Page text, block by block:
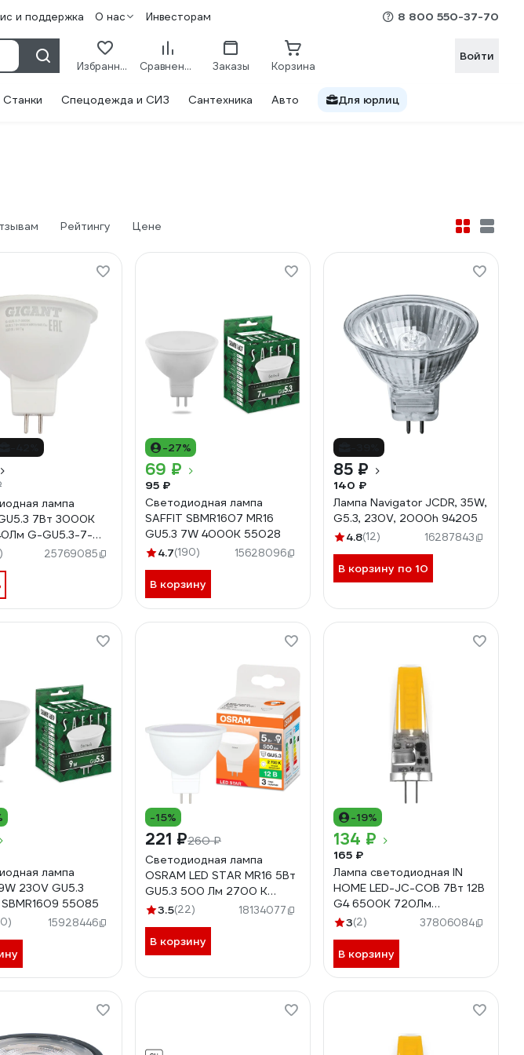
и поддержка О нас Инвесторам 8 800 550-37-70
Избранное Сравнение Заказы Корзина
Войти
Станки Спецодежда и СИЗ Сантехника Авто Для юрлиц
Рейтингу Цене
лампа
7Вт 3000K
G-GU5.3-7-
25769085
-27%
69 ₽
95 ₽
Светодиодная лампа
SAFFIT SBMR1607 MR16
GU5.3 7W 4000K 55028
4.7(190) 15628096
В корзину
85 ₽
140 ₽
Лампа Navigator JCDR, 35W,
G5.3, 230V, 2000h 94205
4.8(12) 16287843
В корзину по 10
лампа
230V GU5.3
55085
15928446
-15%
221 ₽260 ₽
Светодиодная лампа
OSRAM LED STAR MR16 5Вт
GU5.3 500 Лм 2700 К
Теплый белый свет
3.5(22) 18134077
В корзину
-19%
134 ₽
165 ₽
Лампа светодиодная IN
HOME LED-JC-COB 7Вт 12В
G4 6500К 720Лм
4690612060293
3(2) 37806084
В корзину